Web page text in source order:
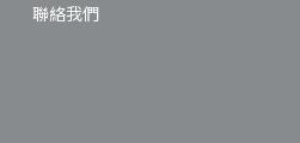
聯絡我們